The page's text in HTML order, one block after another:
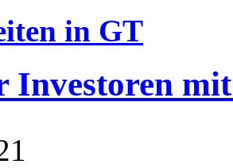
in GT
Investoren